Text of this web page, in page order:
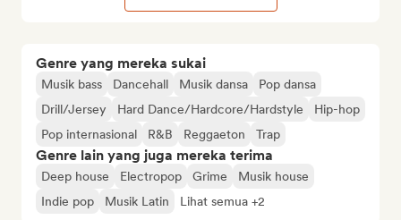
Genre yang mereka sukai
Musik bass Dancehall Musik dansa
Pop dansa
Drill/Jersey
Hard Dance/Hardcore/Hardstyle
Hip-hop
Pop internasional
R&B Reggaeton Trap
Genre lain yang juga mereka terima
Deep house Electropop Grime
Musik house
Indie pop
Musik Latin Lihat semua +2